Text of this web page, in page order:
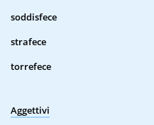
soddisfece
strafece
torrefece
Aggettivi